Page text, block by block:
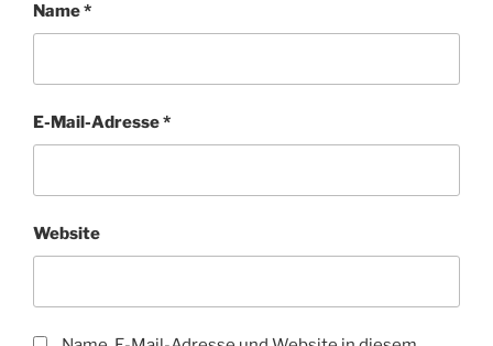
Name*
E-Mail-Adresse*
Website